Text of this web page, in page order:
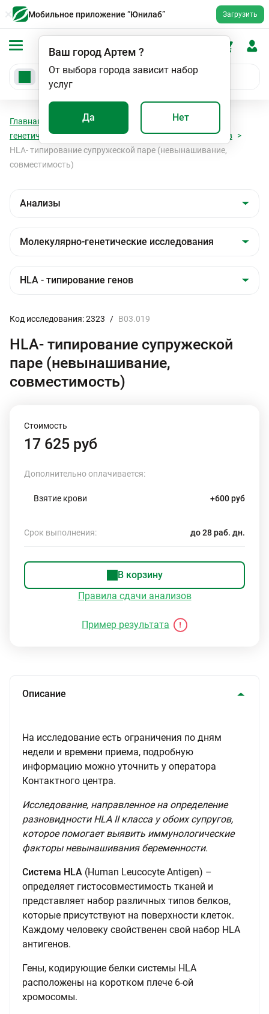
Мобильное приложение “Юнилаб” Загрузить
Ваш городАртем ?
От выбора города зависит набор
услуг
Да Нет
Главная Анализы
Молекулярно-
генетические исследования
HLA - типирование генов
HLA- типирование супружеской паре (невынашивание,
совместимость)
Код исследования: 2323 / B03.019
HLA- типирование супружеской
паре (невынашивание,
совместимость)
Стоимость
17 625 руб
Дополнительно оплачивается:
Взятие крови +600 руб
Срок выполнения: до 28 раб. дн.
В корзину
Правила сдачи анализов
Пример результата
Описание
На исследование есть ограничения по дням
недели и времени приема, подробную
информацию можно уточнить у оператора
Контактного центра.
Исследование, направленное на определение
разновидности HLA II класса у обоих супругов,
которое помогает выявить иммунологические
факторы невынашивания беременности.
Система HLA (Human Leucocyte Antigen) –
определяет гистосовместимость тканей и
представляет набор различных типов белков,
которые присутствуют на поверхности клеток.
Каждому человеку свойственен свой набор HLA
антигенов.
Гены, кодирующие белки системы HLA
расположены на коротком плече 6-ой
хромосомы.